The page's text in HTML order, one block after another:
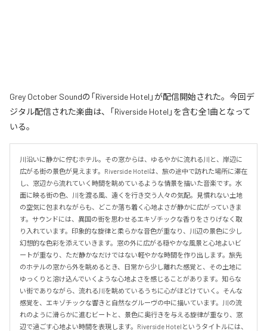
Grey October Soundの「Riverside Hotel」が配信開始された。今回デ
ジタル配信された楽曲は、「Riverside Hotel」を含む全1曲となって
いる。
川沿いに静かに佇むホテル。その窓からは、ゆるやかに流れる川と、岸辺に
広がる街の景色が見えます。Riverside Hotelは、旅の途中で訪れた場所に滞在
し、窓辺から流れていく時間を眺めているような情景を描いた音楽です。水
面に映る街の色、川を渡る風、遠くを行き交う人々の気配。見慣れない土地
の空気に包まれながらも、どこか落ち着く心地よさが静かに広がっていきま
す。サウンドには、異国の街を思わせるエキゾチックな香りをさりげなく取
り入れています。印象的な旋律と柔らかな音色が重なり、川辺の景色に少し
幻想的な色彩を添えていきます。窓の外に広がる穏やかな風景と心地よいビ
ートが重なり、ただ静かなだけではない軽やかな時間を作り出します。旅先
のホテルの窓から外を眺めるとき、日常から少し離れた感覚と、その土地に
ゆっくりと溶け込んでいくような心地よさを感じることがあります。知らな
い街でありながら、流れる川を眺めているうちに心がほどけていく。そんな
感覚を、エキゾチックな響きと自然なグルーヴの中に描いています。川の流
れのように滑らかに進むビートと、景色に奥行きを与える旋律が重なり、窓
辺で過ごす心地よい時間を表現します。Riverside Hotelというタイトルには、